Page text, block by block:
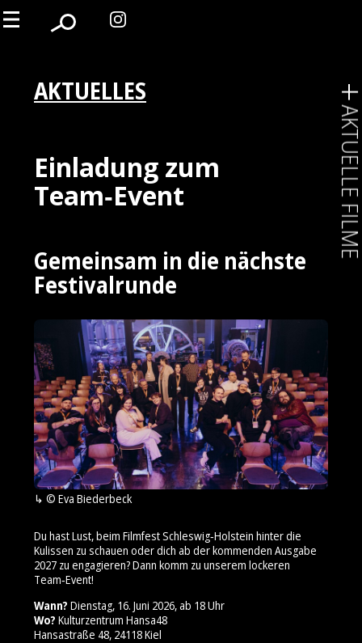
AKTUELLES
Einladung zum
Team‑Event
Gemeinsam in die nächste
Festivalrunde
© Eva Biederbeck
Du hast Lust, beim Filmfest Schleswig‑Holstein hinter die
Kulissen zu schauen oder dich ab der kommenden Ausgabe
2027 zu engagieren? Dann komm zu unserem lockeren
Team‑Event!
Wann? Dienstag, 16. Juni 2026, ab 18 Uhr
Wo? Kulturzentrum Hansa48
Hansastraße 48, 24118 Kiel